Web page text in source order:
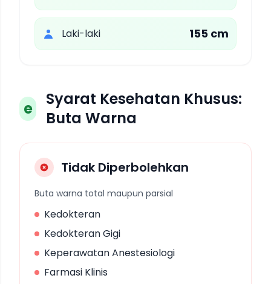
Laki-laki 155 cm
e
Syarat Kesehatan Khusus:
Buta Warna
Tidak Diperbolehkan
Buta warna total maupun parsial
Kedokteran
Kedokteran Gigi
Keperawatan Anestesiologi
Farmasi Klinis